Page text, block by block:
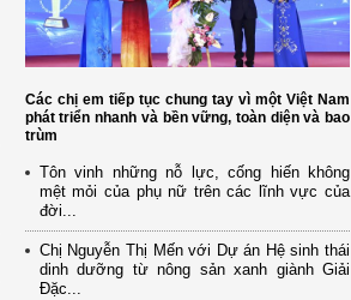
Các chị em tiếp tục chung tay vì một Việt Nam
phát triển nhanh và bền vững, toàn diện và bao
trùm
Tôn vinh những nỗ lực, cống hiến không
mệt mỏi của phụ nữ trên các lĩnh vực của
đời...
Chị Nguyễn Thị Mến với Dự án Hệ sinh thái
dinh dưỡng từ nông sản xanh giành Giải
Đặc...